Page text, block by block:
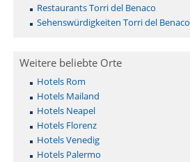
Restaurants Torri del Benaco
Sehenswürdigkeiten Torri del Benaco
Weitere beliebte Orte
Hotels Rom
Hotels Mailand
Hotels Neapel
Hotels Florenz
Hotels Venedig
Hotels Palermo